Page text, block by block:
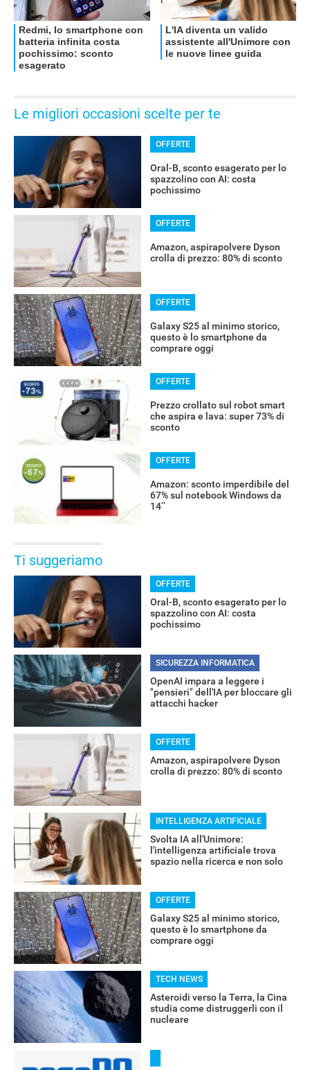
RECENSIONI
Le migliori occasioni scelte per te
OFFERTE
Oral-B, sconto esagerato per lo
spazzolino con AI: costa
pochissimo
OFFERTE
Amazon, aspirapolvere Dyson
crolla di prezzo: 80% di sconto
OFFERTE
Galaxy S25 al minimo storico,
questo è lo smartphone da
comprare oggi
OFFERTE
Prezzo crollato sul robot smart
che aspira e lava: super 73% di
sconto
OFFERTE
Amazon: sconto imperdibile del
67% sul notebook Windows da
14’’
Ti suggeriamo
OFFERTE
Oral-B, sconto esagerato per lo
spazzolino con AI: costa
pochissimo
SICUREZZA INFORMATICA
OpenAI impara a leggere i
"pensieri" dell'IA per bloccare gli
attacchi hacker
OFFERTE
Amazon, aspirapolvere Dyson
crolla di prezzo: 80% di sconto
INTELLIGENZA ARTIFICIALE
Svolta IA all'Unimore:
l'intelligenza artificiale trova
spazio nella ricerca e non solo
OFFERTE
Galaxy S25 al minimo storico,
questo è lo smartphone da
comprare oggi
TECH NEWS
Asteroidi verso la Terra, la Cina
studia come distruggerli con il
nucleare